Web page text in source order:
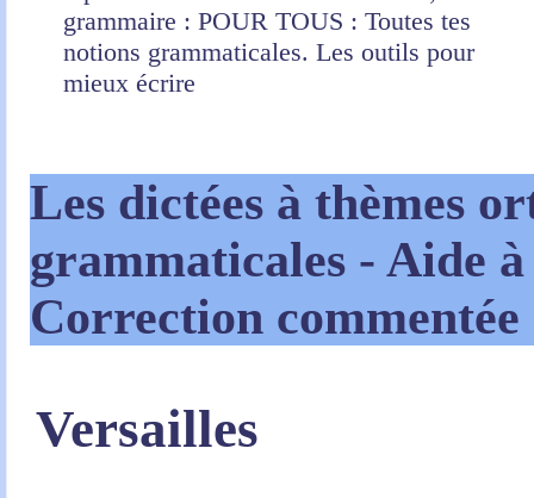
grammaire : POUR TOUS : Toutes tes
notions grammaticales. Les outils pour
mieux écrire
Les dictées à thèmes
grammaticales - Aide
Correction commentée
Versailles